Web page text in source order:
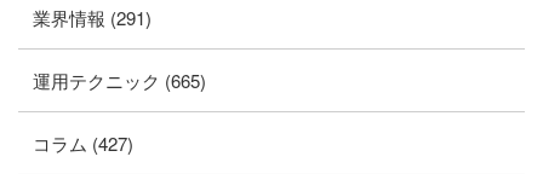
業界情報 (291)
運用テクニック (665)
コラム (427)